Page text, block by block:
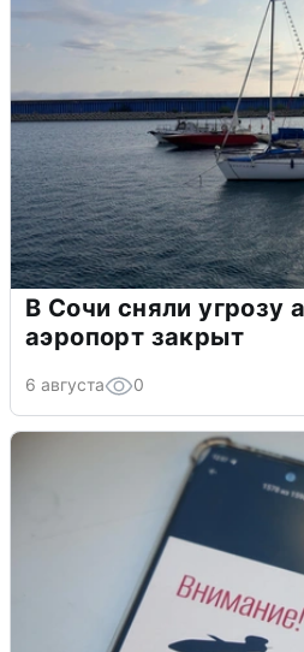
В Сочи сняли угрозу
аэропорт закрыт
6 августа 0